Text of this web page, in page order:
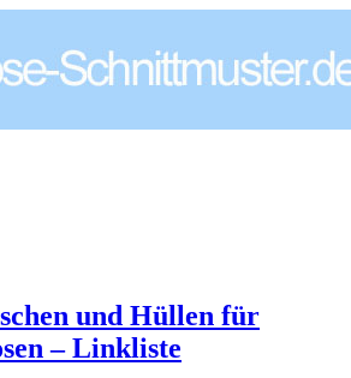
und Hüllen für
– Linkliste